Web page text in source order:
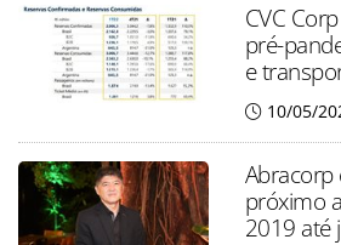
CVC
pré-
e
10/05/
Abracorp
próximo
2019 até